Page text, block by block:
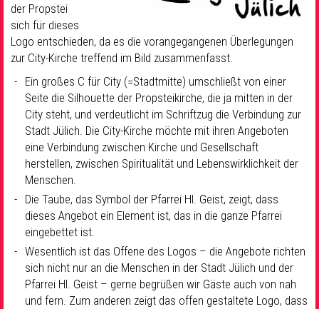
der Propstei
sich für dieses
Logo entschieden, da es die vorangegangenen Überlegungen
zur City-Kirche treffend im Bild zusammenfasst.
Ein großes C für City (=Stadtmitte) umschließt von einer
Seite die Silhouette der Propsteikirche, die ja mitten in der
City steht, und verdeutlicht im Schriftzug die Verbindung zur
Stadt Jülich. Die City-Kirche möchte mit ihren Angeboten
eine Verbindung zwischen Kirche und Gesellschaft
herstellen, zwischen Spiritualität und Lebenswirklichkeit der
Menschen.
Die Taube, das Symbol der Pfarrei Hl. Geist, zeigt, dass
dieses Angebot ein Element ist, das in die ganze Pfarrei
eingebettet ist.
Wesentlich ist das Offene des Logos – die Angebote richten
sich nicht nur an die Menschen in der Stadt Jülich und der
Pfarrei Hl. Geist – gerne begrüßen wir Gäste auch von nah
und fern. Zum anderen zeigt das offen gestaltete Logo, dass